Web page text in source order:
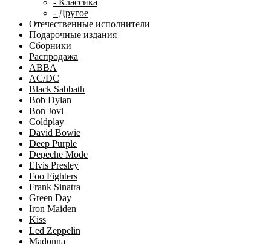
- Классика
- Другое
Отечественные исполнители
Подарочные издания
Сборники
Распродажа
ABBA
AC/DC
Black Sabbath
Bob Dylan
Bon Jovi
Coldplay
David Bowie
Deep Purple
Depeche Mode
Elvis Presley
Foo Fighters
Frank Sinatra
Green Day
Iron Maiden
Kiss
Led Zeppelin
Madonna